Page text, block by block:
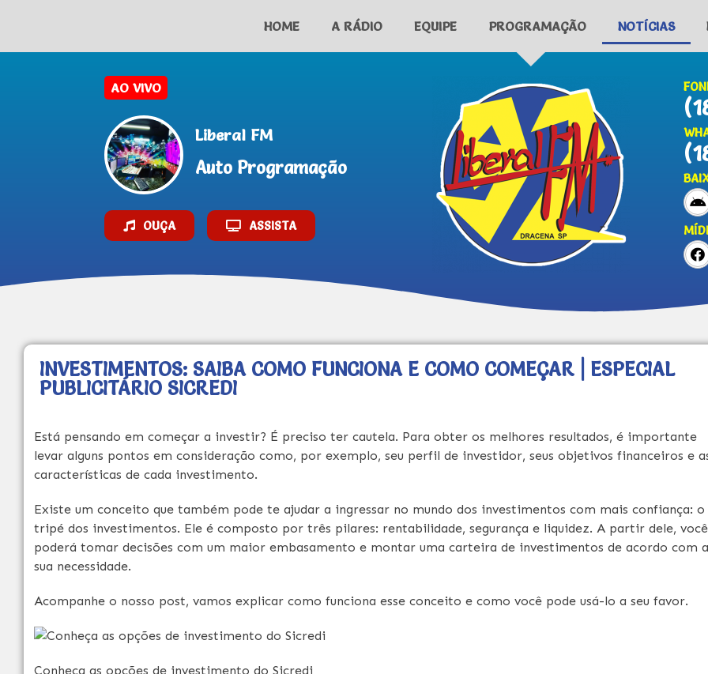
HOME A RÁDIO EQUIPE PROGRAMAÇÃO NOTÍCIAS
Liberal FM
Auto Programação
OUÇA ASSISTA
INVESTIMENTOS: SAIBA COMO FUNCIONA E COMO COMEÇAR | ESPECIAL
PUBLICITÁRIO SICREDI
Está pensando em começar a investir? É preciso ter cautela. Para obter os melhores resultados, é importante
levar alguns pontos em consideração como, por exemplo, seu perfil de investidor, seus objetivos financeiros e
características de cada investimento.
Existe um conceito que também pode te ajudar a ingressar no mundo dos investimentos com mais confiança: o
tripé dos investimentos. Ele é composto por três pilares: rentabilidade, segurança e liquidez. A partir dele, você
poderá tomar decisões com um maior embasamento e montar uma carteira de investimentos de acordo com a
sua necessidade.
Acompanhe o nosso post, vamos explicar como funciona esse conceito e como você pode usá-lo a seu favor.
Conheça as opções de investimento do Sicredi